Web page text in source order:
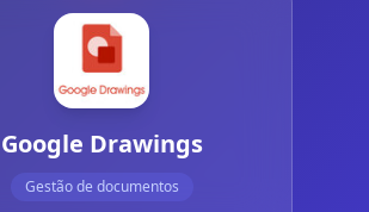
Google Drawings
Gestão de documentos